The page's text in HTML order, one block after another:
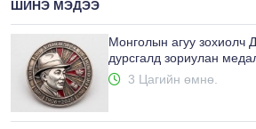
ШИНЭ МЭДЭЭ
Монголын агуу зохиолч
дурсгалд зориулан
3 Цагийн өмнө.